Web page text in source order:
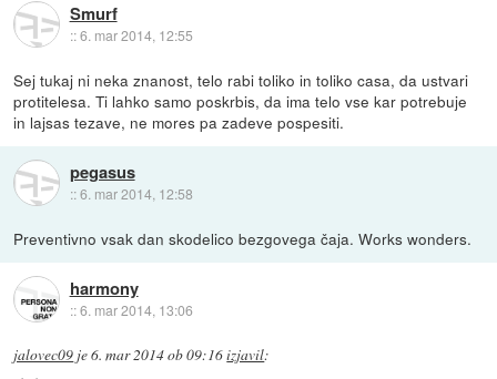
Smurf
::6. mar 2014, 12:55
Sej tukaj ni neka znanost, telo rabi toliko in toliko casa, da ustvari
protitelesa. Ti lahko samo poskrbis, da ima telo vse kar potrebuje
in lajsas tezave, ne mores pa zadeve pospesiti.
pegasus
::6. mar 2014, 12:58
Preventivno vsak dan skodelico bezgovega čaja. Works wonders.
harmony
::6. mar 2014, 13:06
jalovec09 je6. mar 2014 ob 09:16izjavil: